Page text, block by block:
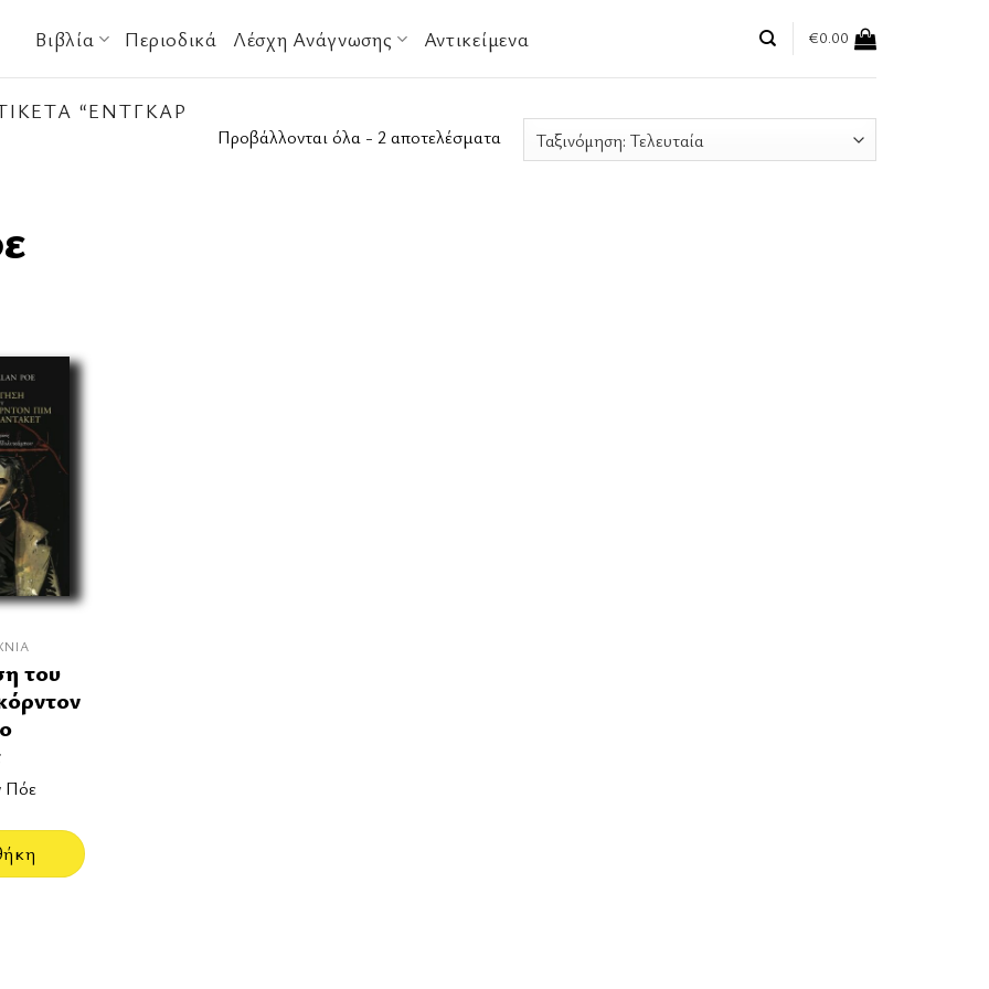
Βιβλία Περιοδικά Λέσχη Ανάγνωσης Αντικείμενα €0.00
“ΈΝΤΓΚΑΡ
Προβάλλονται όλα - 2 αποτελέσματα Sorted
του
Πόε